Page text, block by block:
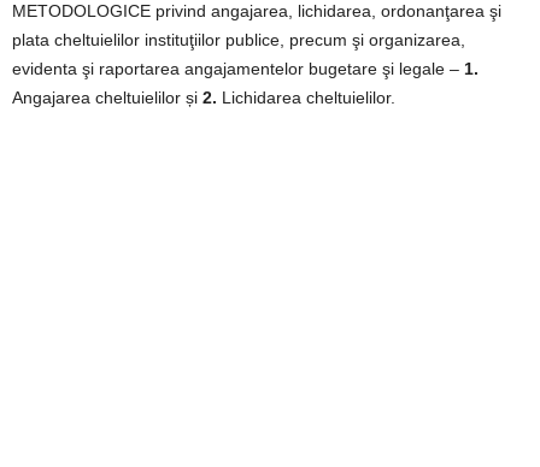
METODOLOGICE privind angajarea, lichidarea, ordonanţarea şi
plata cheltuielilor instituţiilor publice, precum şi organizarea,
evidenta şi raportarea angajamentelor bugetare şi legale – 1.
Angajarea cheltuielilor și 2. Lichidarea cheltuielilor.